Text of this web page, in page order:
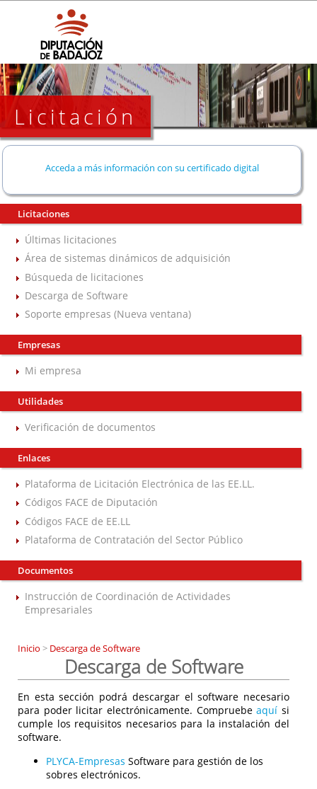
Licitación
Acceda a más información con su certificado digital
Licitaciones
Últimas licitaciones
Área de sistemas dinámicos de adquisición
Búsqueda de licitaciones
Descarga de Software
Soporte empresas (Nueva ventana)
Empresas
Mi empresa
Utilidades
Verificación de documentos
Enlaces
Plataforma de Licitación Electrónica de las EE.LL.
Códigos FACE de Diputación
Códigos FACE de EE.LL
Plataforma de Contratación del Sector Público
Documentos
Instrucción de Coordinación de Actividades
Empresariales
Inicio > Descarga de Software
Descarga de Software
En esta sección podrá descargar el software necesario
para poder licitar electrónicamente. Compruebeaquí si
cumple los requisitos necesarios para la instalación del
software.
PLYCA-Empresas Software para gestión de los
sobres electrónicos.